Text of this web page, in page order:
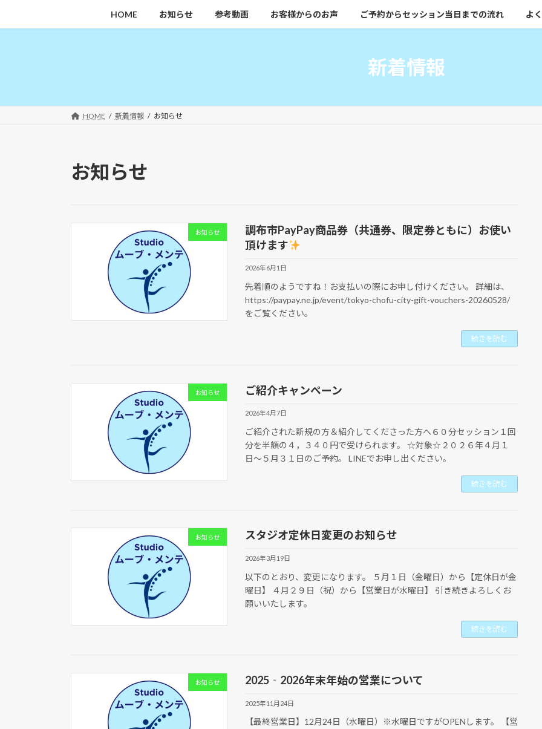
キ
に
HOME お知らせ 参考動画 お客様からのお声 ご予約からセッション当日までの流れ よ
新着情報
HOME 新着情報 お知らせ
お知らせ
お知らせ
調布市PayPay商品券（共通券、限定券ともに）お使い
頂けます
2026年6月1日
先着順のようですね！お支払いの際にお申し付けください。 詳細は、
https://paypay.ne.jp/event/tokyo-chofu-city-gift-vouchers-20260528/
をご覧ください。
続きを読む
お知らせ ご紹介キャンペーン
2026年4月7日
ご紹介された新規の方＆紹介してくださった方へ６０分セッション１回
分を半額の４，３４０円で受けられます。 ☆対象☆２０２６年４月１
日〜５月３１日のご予約。 LINEでお申し出ください。
続きを読む
お知らせ スタジオ定休日変更のお知らせ
2026年3月19日
以下のとおり、変更になります。 ５月１日（金曜日）から【定休日が金
曜日】 ４月２９日（祝）から【営業日が水曜日】 引き続きよろしくお
願いいたします。
続きを読む
お知らせ 2025‐2026年末年始の営業について
2025年11月24日
【最終営業日】12月24日（水曜日）※水曜日ですがOPENします。 【営